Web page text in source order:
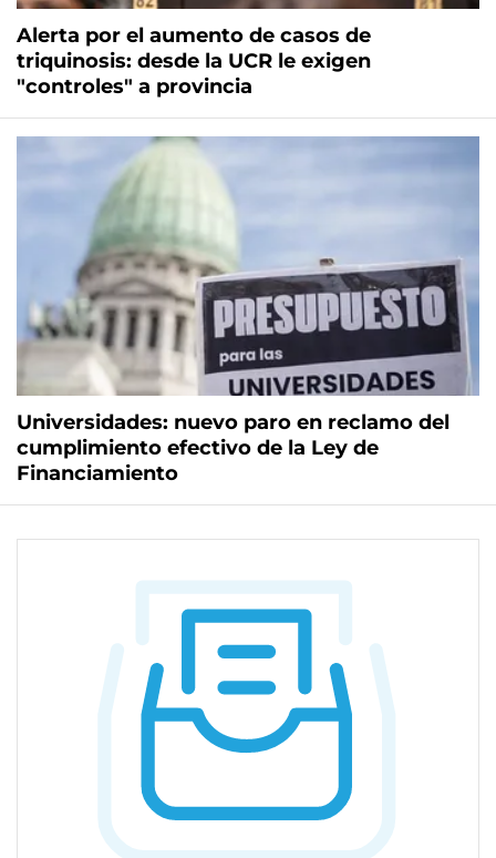
Alerta por el aumento de casos de
triquinosis: desde la UCR le exigen
"controles" a provincia
Universidades: nuevo paro en reclamo del
cumplimiento efectivo de la Ley de
Financiamiento